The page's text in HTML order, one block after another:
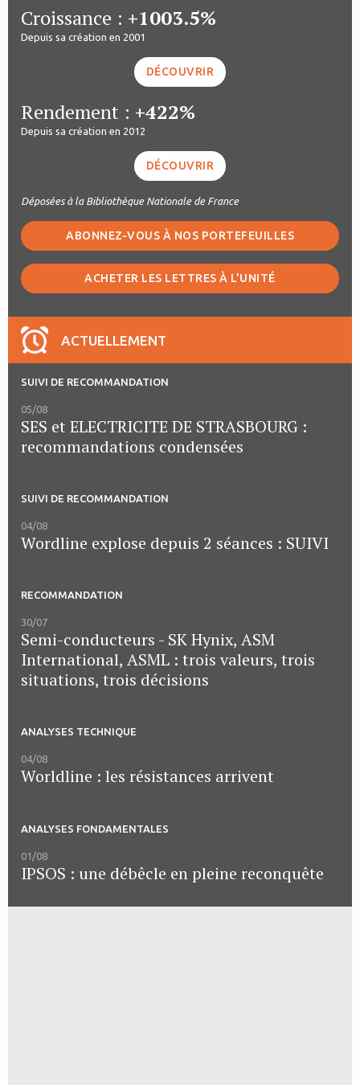
Croissance : +1003.5%
Depuis sa création en 2001
DÉCOUVRIR
Rendement : +422%
Depuis sa création en 2012
DÉCOUVRIR
Déposées à la Bibliothèque Nationale de France
ABONNEZ-VOUS À NOS PORTEFEUILLES
ACHETER LES LETTRES À L'UNITÉ
ACTUELLEMENT
SUIVI DE RECOMMANDATION
05/08
SES et ELECTRICITE DE STRASBOURG :
recommandations condensées
SUIVI DE RECOMMANDATION
04/08
Wordline explose depuis 2 séances : SUIVI
RECOMMANDATION
30/07
Semi-conducteurs - SK Hynix, ASM
International, ASML : trois valeurs, trois
situations, trois décisions
ANALYSES TECHNIQUE
04/08
Worldline : les résistances arrivent
ANALYSES FONDAMENTALES
01/08
IPSOS : une débêcle en pleine reconquête